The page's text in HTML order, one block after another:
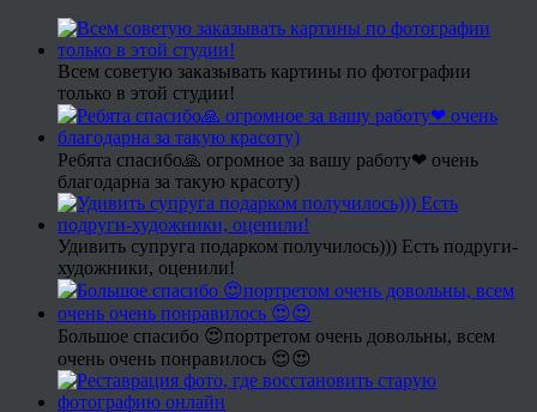
Всем советую заказывать картины по фотографии
только в этой студии!
Ребята спасибо🙏 огромное за вашу работу❤ очень
благодарна за такую красоту)
Удивить супруга подарком получилось))) Есть подруги-
художники, оценили!
Большое спасибо 😍портретом очень довольны, всем
очень очень понравилось 😍😍